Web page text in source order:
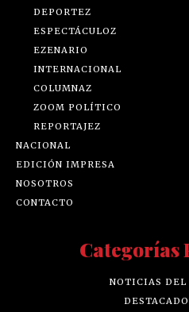
DEPORTEZ
ESPECTÁCULOZ
EZENARIO
INTERNACIONAL
COLUMNAZ
ZOOM POLÍTICO
REPORTAJEZ
NACIONAL
EDICIÓN IMPRESA
NOSOTROS
CONTACTO
Categorías
NOTICIAS